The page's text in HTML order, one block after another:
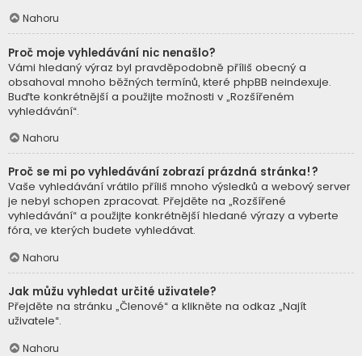
Nahoru
Proč moje vyhledávání nic nenašlo?
Vámi hledaný výraz byl pravděpodobně příliš obecný a
obsahoval mnoho běžných termínů, které phpBB neindexuje.
Buďte konkrétnější a použijte možnosti v „Rozšířeném
vyhledávání“.
Nahoru
Proč se mi po vyhledávání zobrazí prázdná stránka!?
Vaše vyhledávání vrátilo příliš mnoho výsledků a webový server
je nebyl schopen zpracovat. Přejděte na „Rozšířené
vyhledávání“ a použijte konkrétnější hledané výrazy a vyberte
fóra, ve kterých budete vyhledávat.
Nahoru
Jak můžu vyhledat určité uživatele?
Přejděte na stránku „Členové“ a klikněte na odkaz „Najít
uživatele“.
Nahoru